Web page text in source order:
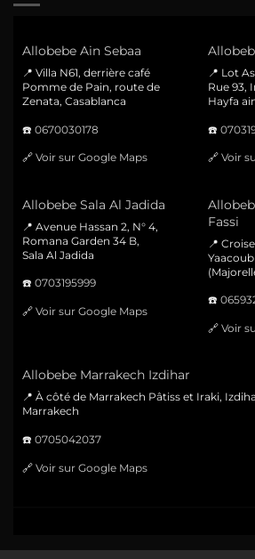
Allobebe Ain Sebaa
📍 Villa N61, derrière café
Pomme de Pain, route de
Zenata, Casablanca
☎️ 0670030178
🔗 Voir sur Google Maps
📍 Lot
Rue 93,
Hayfa
☎️
🔗 Voir
Allobebe Sala Al Jadida
📍 Avenue Hassan 2, N° 4,
Romana Garden 34 B,
Sala Al Jadida
☎️ 0703195999
🔗 Voir sur Google Maps
Fassi
📍
☎️
🔗 Voir
Allobebe Marrakech Izdihar
📍 À côté de Marrakech Pâtiss et Iraki,
Marrakech
☎️ 0705042037
🔗 Voir sur Google Maps